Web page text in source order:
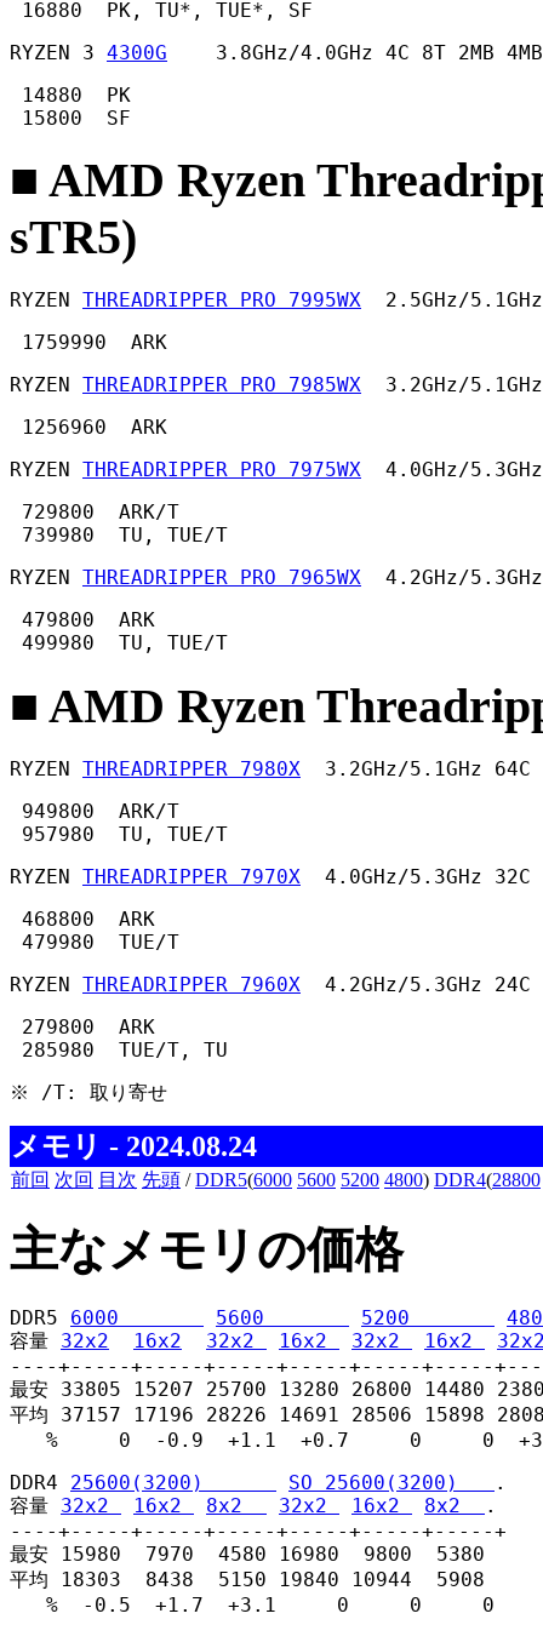
16880  PK, TU*, TUE*, SF
RYZEN 3 4300G
3.8GHz/4.0GHz 4C 8T 2MB
14880  PK
15800  SF
■ AMD Ryzen
sTR5)
RYZEN THREADRIPPER PRO 7995WX
2.5GHz/
1759990  ARK
RYZEN THREADRIPPER PRO 7985WX
3.2GHz/
1256960  ARK
RYZEN THREADRIPPER PRO 7975WX
4.0GHz/
729800  ARK/T
739980  TU, TUE/T
RYZEN THREADRIPPER PRO 7965WX
4.2GHz/
479800  ARK
499980  TU, TUE/T
■ AMD Ryzen
RYZEN THREADRIPPER 7980X
3.2GHz/5.1GHz 64C
949800  ARK/T
957980  TU, TUE/T
RYZEN THREADRIPPER 7970X
4.0GHz/5.3GHz 32C
468800  ARK
479980  TUE/T
RYZEN THREADRIPPER 7960X
4.2GHz/5.3GHz 24C
279800  ARK
285980  TUE/T, TU
※ /T: 取り寄せ
メモリ - 2024.08.24
前回 次回 目次 先頭 /DDR5(6000 5600 5200 4800) DDR4(28800
主なメモリの価格
DDR5 6000 5600 5200
容量 32x2 16x2 32x2 16x2 32x2 16x2
----+-----+-----+-----+-----+-----+-----
最安 33805 15207 25700 13280 26800 14480
平均 37157 17196 28226 14691 28506 15898
%     0  -0.9  +1.1  +0.7     0     0
DDR4 25600(3200) SO 25600(3200)
.
容量 32x2 16x2 8x2 32x2 16x2 8x2
.
----+-----+-----+-----+-----+-----+-----+
最安 15980  7970  4580 16980  9800  5380
平均 18303  8438  5150 19840 10944  5908
   %  -0.5  +1.7  +3.1     0     0     0